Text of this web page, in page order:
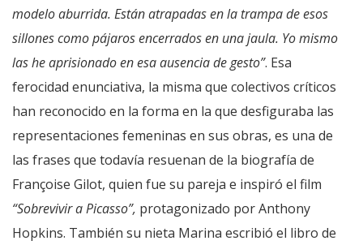
modelo aburrida. Están atrapadas en la trampa de esos
sillones como pájaros encerrados en una jaula. Yo mismo
las he aprisionado en esa ausencia de gesto”. Esa
ferocidad enunciativa, la misma que colectivos críticos
han reconocido en la forma en la que desfiguraba las
representaciones femeninas en sus obras, es una de
las frases que todavía resuenan de la biografía de
Françoise Gilot, quien fue su pareja e inspiró el film
“Sobrevivir a Picasso”, protagonizado por Anthony
Hopkins. También su nieta Marina escribió el libro de